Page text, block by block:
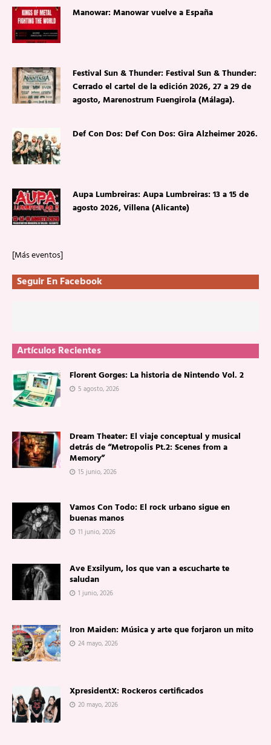
Manowar: Manowar vuelve a España
Festival Sun & Thunder: Festival Sun & Thunder:
Cerrado el cartel de la edición 2026, 27 a 29 de
agosto, Marenostrum Fuengirola (Málaga).
Def Con Dos: Def Con Dos: Gira Alzheimer 2026.
Aupa Lumbreiras: Aupa Lumbreiras: 13 a 15 de
agosto 2026, Villena (Alicante)
[Más eventos]
Seguir En Facebook
Artículos Recientes
Florent Gorges: La historia de Nintendo Vol. 2
5 agosto, 2026
Dream Theater: El viaje conceptual y musical
detrás de “Metropolis Pt.2: Scenes from a
Memory”
15 junio, 2026
Vamos Con Todo: El rock urbano sigue en
buenas manos
11 junio, 2026
Ave Exsilyum, los que van a escucharte te
saludan
1 junio, 2026
Iron Maiden: Música y arte que forjaron un mito
24 mayo, 2026
XpresidentX: Rockeros certificados
20 mayo, 2026